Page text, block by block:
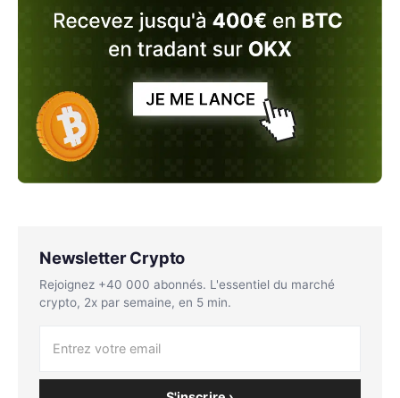
Newsletter Crypto
Rejoignez +40 000 abonnés. L'essentiel du marché
crypto, 2x par semaine, en 5 min.